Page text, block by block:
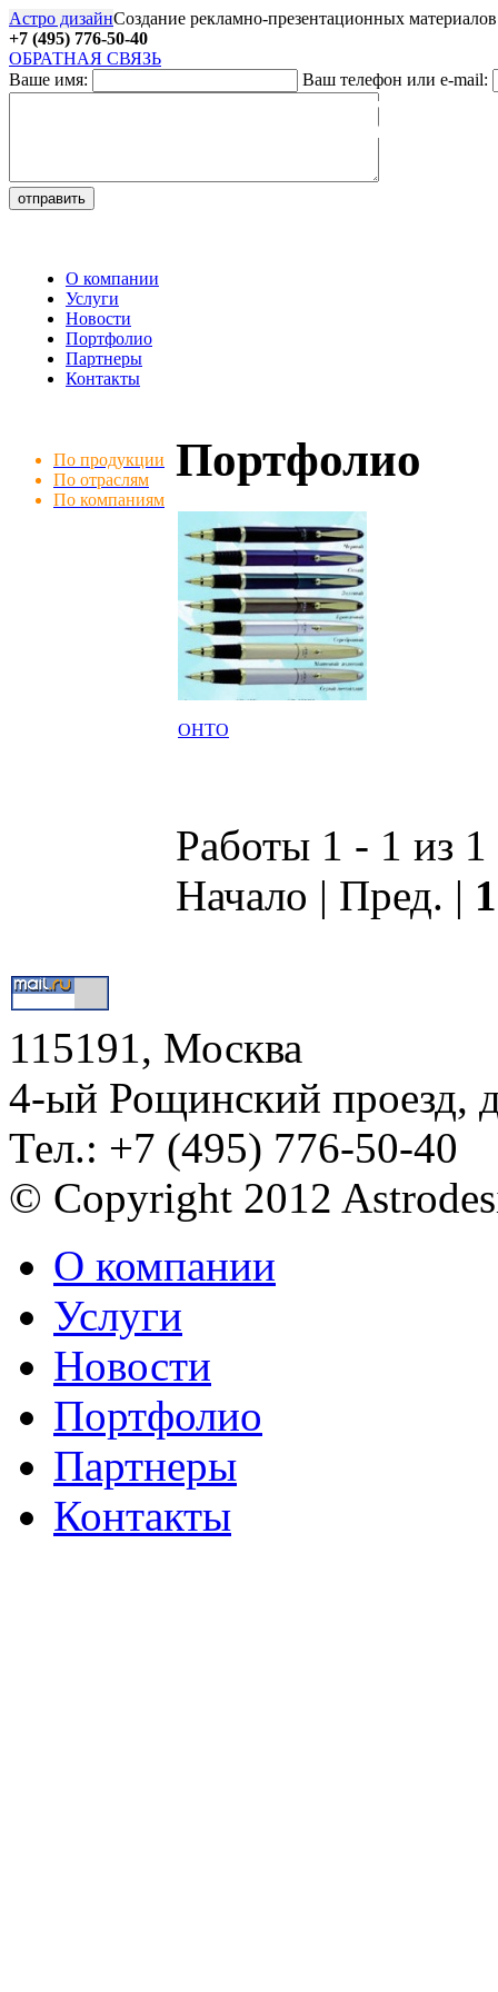
27
Астро дизайнСоздание рекламно-презентационных материалов
+7 (495) 776-50-40
ОБРАТНАЯ СВЯЗЬ
Ваше имя:
Ваш телефон или e-mail:
О компании
Услуги
Новости
Портфолио
Партнеры
Контакты
По продукции
По отраслям
По компаниям
Портфолио
OHTO
Работы 1 - 1 из 1
Начало | Пред. | 1
115191, Москва
4-ый Рощинский проезд,
Тел.: +7 (495) 776-50-40
© Copyright 2012
О компании
Услуги
Новости
Портфолио
Партнеры
Контакты